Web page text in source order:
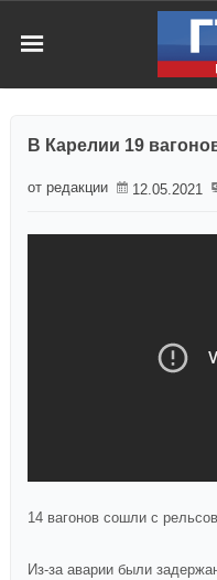
В Карелии 19
от редакции 12.05.2021
14 вагонов сошли с
Из-за аварии были